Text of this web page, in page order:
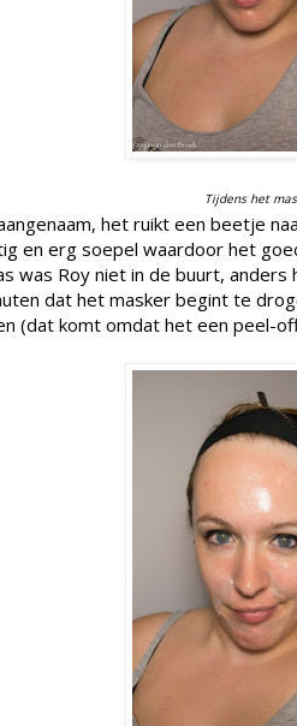
Tijdens het
het ruikt een beetje
en erg soepel waardoor het
was Roy niet in de buurt,
dat het masker begint te
(dat komt omdat het een peel-